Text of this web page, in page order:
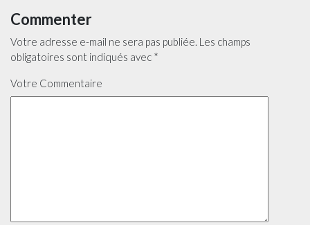
Commenter
Votre adresse e-mail ne sera pas publiée. Les champs
obligatoires sont indiqués avec *
Votre Commentaire